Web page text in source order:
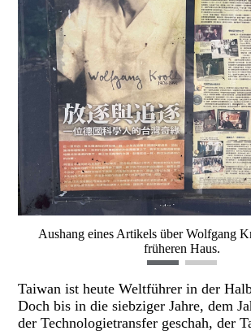
Aushang eines Artikels über Wolfgang
früheren Haus.
Taiwan ist heute Weltführer in der
Doch bis in die siebziger Jahre, dem
der Technologietransfer geschah, der